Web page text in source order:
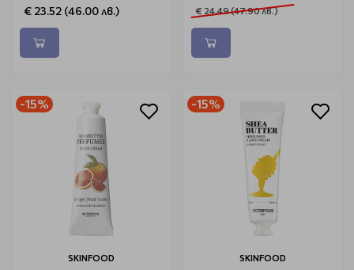
€ 23.52 (46.00 лв.) € 24.49 (47.90 лв.)
-15%
SKINFOOD
-15%
SKINFOOD